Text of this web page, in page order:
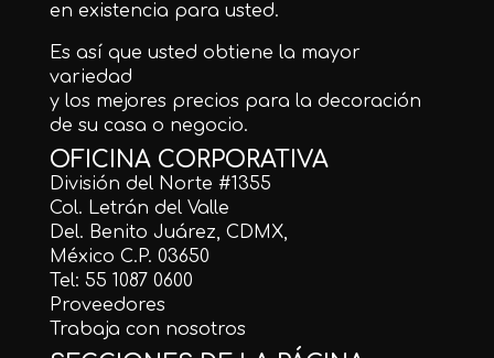
en existencia para usted.
Es así que usted obtiene la mayor
variedad
y los mejores precios para la decoración
de su casa o negocio.
OFICINA CORPORATIVA
División del Norte #1355
Col. Letrán del Valle
Del. Benito Juárez, CDMX,
México C.P. 03650
Tel: 55 1087 0600
Proveedores
Trabaja con nosotros